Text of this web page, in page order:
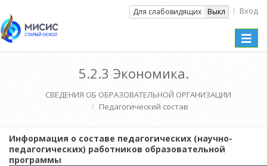
Для слабовидящих Выкл Вход
Toggle
5.2.3 Экономика.
СВЕДЕНИЯ ОБ ОБРАЗОВАТЕЛЬНОЙ ОРГАНИЗАЦИИ
Педагогический состав
Информация о составе педагогических (научно-
педагогических) работников образовательной
программы